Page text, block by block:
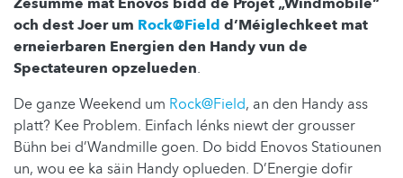
och dest Joer um Rock@Field d’Méiglechkeet mat
erneierbaren Energien den Handy vun de
Spectateuren opzelueden.
De ganze Weekend um Rock@Field, an den Handy ass
platt? Kee Problem. Einfach lénks niewt der grousser
Bühn bei d’Wandmille goen. Do bidd Enovos Statiounen
un, wou ee ka säin Handy oplueden. D’Energie dofir